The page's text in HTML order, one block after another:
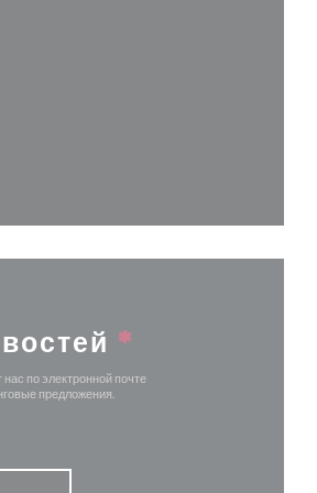
*
по электронной почте
предложения.